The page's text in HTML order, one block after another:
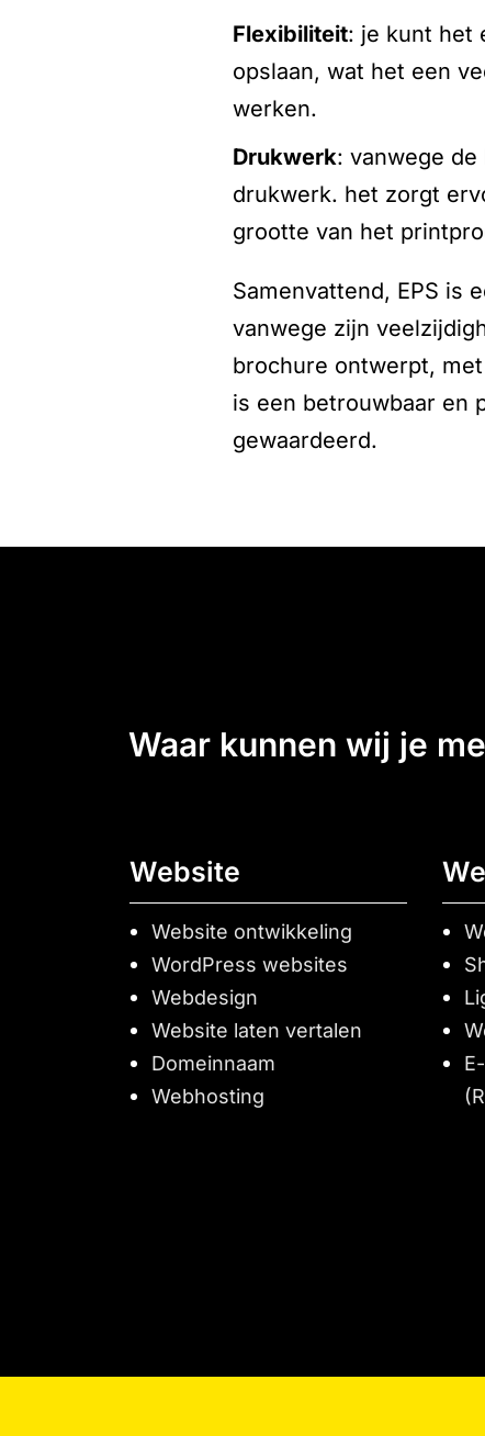
flexibiliteit: je kunt het
opslaan, wat het een
werken.
drukwerk: vanwege
drukwerk. het zorgt
grootte van het
Samenvattend, EPS is
vanwege zijn
brochure ontwerpt,
is een betrouwbaar en
gewaardeerd.
waar kunnen wij je
Website
Website ontwikkeling
WordPress websites
Webdesign
Website laten vertalen
Domeinnaam
Webhosting